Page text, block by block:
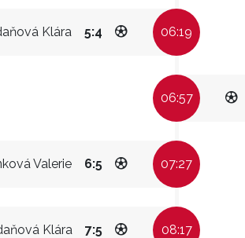
Klára 5:4 06:19
06:57
Valerie 6:5 07:27
Klára 7:5 08:17